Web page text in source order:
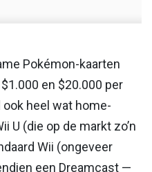
Pokémon-kaarten
en $20.000 per
heel wat home-
U (die op de markt zo’n
Wii (ongeveer
een Dreamcast —